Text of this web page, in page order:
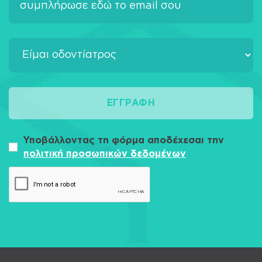
ΕΓΓΡΑΦΉ
Υποβάλλοντας τη φόρμα αποδέχεσαι την
πολιτική προσωπικών δεδομένων